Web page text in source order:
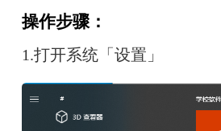
操作步骤：
1.打开系统「设置」